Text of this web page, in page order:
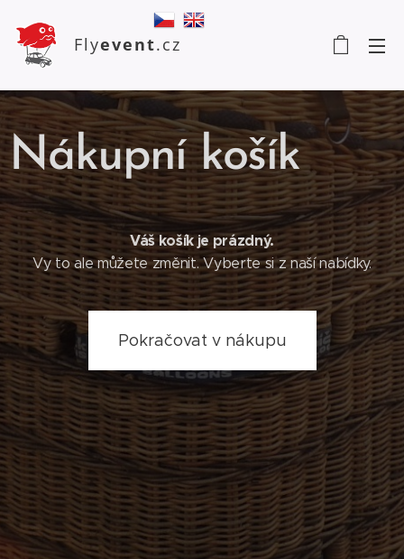
Flyevent.cz
Nákupní košík
Váš košík je prázdný.
Vy to ale můžete změnit. Vyberte si z naší nabídky.
Pokračovat v nákupu